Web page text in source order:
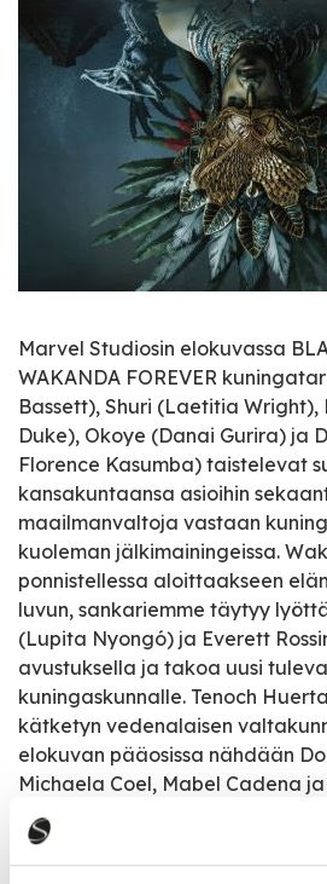
Marvel Studiosin elokuvassa
WAKANDA FOREVER
Bassett), Shuri (Laetitia Wright),
Duke), Okoye (Danai Gurira) ja
Florence Kasumba) taistelevat
kansakuntaansa asioihin
maailmanvaltoja vastaan
kuoleman jälkimainingeissa.
ponnistellessa aloittaakseen
luvun, sankariemme täytyy
(Lupita Nyongó) ja Everett
avustuksella ja takoa uusi
kuningaskunnalle. Tenoch
kätketyn vedenalaisen
elokuvan pääosissa nähdään
Michaela Coel, Mabel Cadena
Elokuvan on ohjannut Ryan